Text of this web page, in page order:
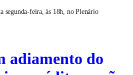
segunda-feira, às 18h, no Plenário
adiamento do